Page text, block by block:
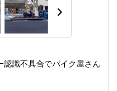
識不具合でバイク屋さん